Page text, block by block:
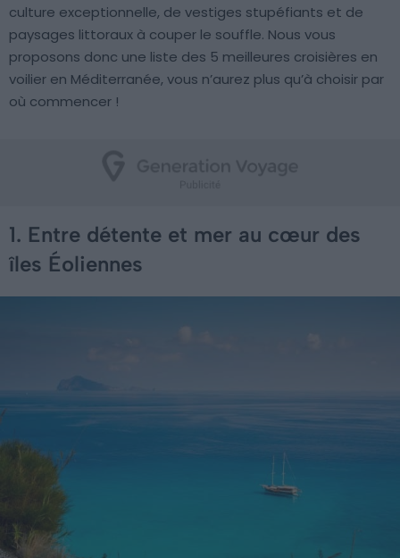
culture exceptionnelle, de vestiges stupéfiants et de
paysages littoraux à couper le souffle. Nous vous
proposons donc une liste des 5 meilleures croisières en
voilier en Méditerranée, vous n’aurez plus qu’à choisir par
où commencer !
1. Entre détente et mer au cœur des
îles Éoliennes